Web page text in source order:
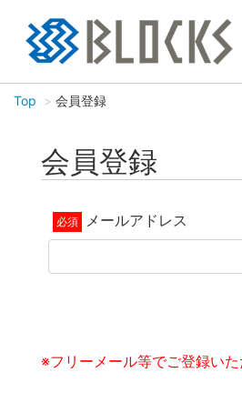
Top 会員登録
会員登録
メールアドレス
※フリーメール等でご登録い